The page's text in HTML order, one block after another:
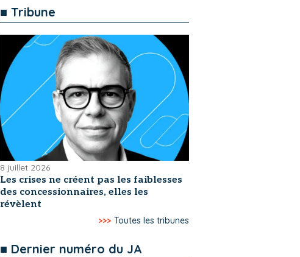
■ Tribune
8 juillet 2026
Les crises ne créent pas les faiblesses
des concessionnaires, elles les
révèlent
>>> Toutes les tribunes
■ Dernier numéro du JA